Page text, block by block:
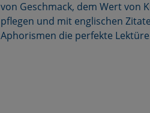
von Geschmack, dem Wert von
pflegen und mit englischen
Aphorismen die perfekte